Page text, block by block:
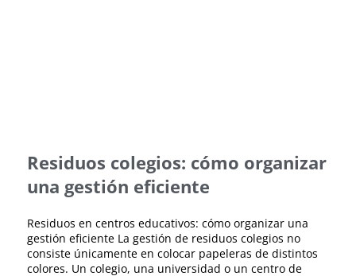
Residuos colegios: cómo organizar
una gestión eficiente
Residuos en centros educativos: cómo organizar una
gestión eficiente La gestión de residuos colegios no
consiste únicamente en colocar papeleras de distintos
colores. Un colegio, una universidad o un centro de